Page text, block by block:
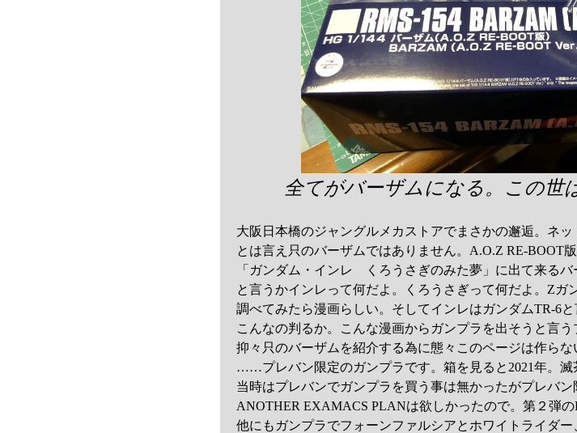
全てがバーザムになる。この世
大阪日本橋のジャングルメカストアでまさかの邂逅。ネッ
とは言え只のバーザムではありません。A.O.Z RE-BOOT
「ガンダム・インレ くろうさぎのみた夢」に出て来るバ
と言うかインレって何だよ。くろうさぎって何だよ。Zガ
調べてみたら漫画らしい。そしてインレはガンダムTR-6
こんなの判るか。こんな漫画からガンプラを出そうと言う
抑々只のバーザムを紹介する為に態々このページは作ら
……プレバン限定のガンプラです。箱を見ると2021年。滅
当時はプレバンでガンプラを買う事は無かったがプレバン
ANOTHER EXAMACS PLANは欲しかったので。第２弾の
他にもガンプラでフォーンファルシアとホワイトライダー